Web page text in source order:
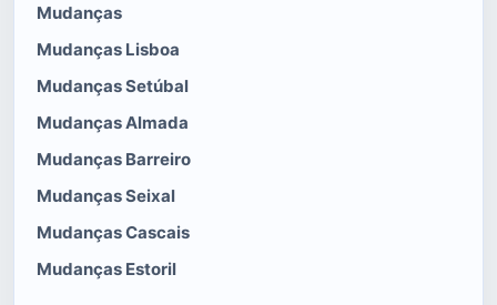
Mudanças
Mudanças Lisboa
Mudanças Setúbal
Mudanças Almada
Mudanças Barreiro
Mudanças Seixal
Mudanças Cascais
Mudanças Estoril